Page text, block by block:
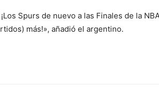
Spurs de nuevo a las Finales de la
más!», añadió el argentino.